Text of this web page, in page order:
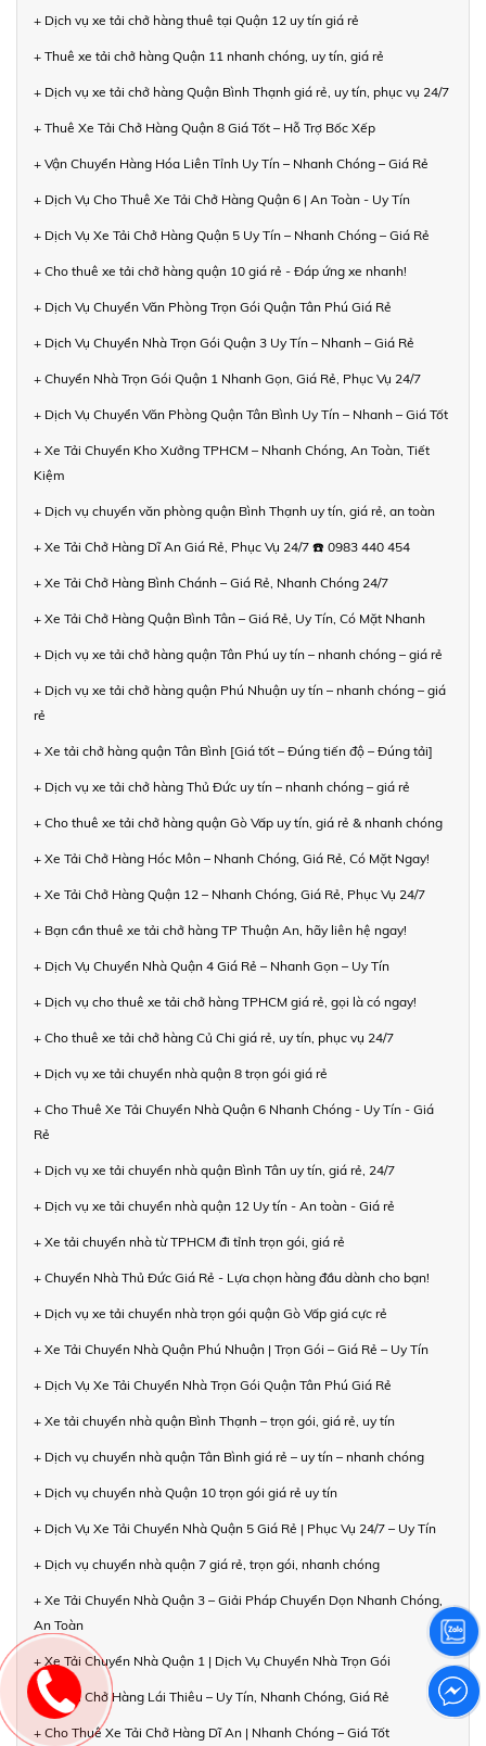
+ Dịch vụ xe tải chở hàng thuê tại Quận 12 uy tín giá rẻ
+ Thuê xe tải chở hàng Quận 11 nhanh chóng, uy tín, giá rẻ
+ Dịch vụ xe tải chở hàng Quận Bình Thạnh giá rẻ, uy tín, phục vụ 24/7
+ Thuê Xe Tải Chở Hàng Quận 8 Giá Tốt – Hỗ Trợ Bốc Xếp
+ Vận Chuyển Hàng Hóa Liên Tỉnh Uy Tín – Nhanh Chóng – Giá Rẻ
+ Dịch Vụ Cho Thuê Xe Tải Chở Hàng Quận 6 | An Toàn - Uy Tín
+ Dịch Vụ Xe Tải Chở Hàng Quận 5 Uy Tín – Nhanh Chóng – Giá Rẻ
+ Cho thuê xe tải chở hàng quận 10 giá rẻ - Đáp ứng xe nhanh!
+ Dịch Vụ Chuyển Văn Phòng Trọn Gói Quận Tân Phú Giá Rẻ
+ Dịch Vụ Chuyển Nhà Trọn Gói Quận 3 Uy Tín – Nhanh – Giá Rẻ
+ Chuyển Nhà Trọn Gói Quận 1 Nhanh Gọn, Giá Rẻ, Phục Vụ 24/7
+ Dịch Vụ Chuyển Văn Phòng Quận Tân Bình Uy Tín – Nhanh – Giá Tốt
+ Xe Tải Chuyển Kho Xưởng TPHCM – Nhanh Chóng, An Toàn, Tiết
Kiệm
+ Dịch vụ chuyển văn phòng quận Bình Thạnh uy tín, giá rẻ, an toàn
+ Xe Tải Chở Hàng Dĩ An Giá Rẻ, Phục Vụ 24/7 ☎️ 0983 440 454
+ Xe Tải Chở Hàng Bình Chánh – Giá Rẻ, Nhanh Chóng 24/7
+ Xe Tải Chở Hàng Quận Bình Tân – Giá Rẻ, Uy Tín, Có Mặt Nhanh
+ Dịch vụ xe tải chở hàng quận Tân Phú uy tín – nhanh chóng – giá rẻ
+ Dịch vụ xe tải chở hàng quận Phú Nhuận uy tín – nhanh chóng – giá
rẻ
+ Xe tải chở hàng quận Tân Bình [Giá tốt – Đúng tiến độ – Đúng tải]
+ Dịch vụ xe tải chở hàng Thủ Đức uy tín – nhanh chóng – giá rẻ
+ Cho thuê xe tải chở hàng quận Gò Vấp uy tín, giá rẻ & nhanh chóng
+ Xe Tải Chở Hàng Hóc Môn – Nhanh Chóng, Giá Rẻ, Có Mặt Ngay!
+ Xe Tải Chở Hàng Quận 12 – Nhanh Chóng, Giá Rẻ, Phục Vụ 24/7
+ Bạn cần thuê xe tải chở hàng TP Thuận An, hãy liên hệ ngay!
+ Dịch Vụ Chuyển Nhà Quận 4 Giá Rẻ – Nhanh Gọn – Uy Tín
+ Dịch vụ cho thuê xe tải chở hàng TPHCM giá rẻ, gọi là có ngay!
+ Cho thuê xe tải chở hàng Củ Chi giá rẻ, uy tín, phục vụ 24/7
+ Dịch vụ xe tải chuyển nhà quận 8 trọn gói giá rẻ
+ Cho Thuê Xe Tải Chuyển Nhà Quận 6 Nhanh Chóng - Uy Tín - Giá
Rẻ
+ Dịch vụ xe tải chuyển nhà quận Bình Tân uy tín, giá rẻ, 24/7
+ Dịch vụ xe tải chuyển nhà quận 12 Uy tín - An toàn - Giá rẻ
+ Xe tải chuyển nhà từ TPHCM đi tỉnh trọn gói, giá rẻ
+ Chuyển Nhà Thủ Đức Giá Rẻ - Lựa chọn hàng đầu dành cho bạn!
+ Dịch vụ xe tải chuyển nhà trọn gói quận Gò Vấp giá cực rẻ
+ Xe Tải Chuyển Nhà Quận Phú Nhuận | Trọn Gói – Giá Rẻ – Uy Tín
+ Dịch Vụ Xe Tải Chuyển Nhà Trọn Gói Quận Tân Phú Giá Rẻ
+ Xe tải chuyển nhà quận Bình Thạnh – trọn gói, giá rẻ, uy tín
+ Dịch vụ chuyển nhà quận Tân Bình giá rẻ – uy tín – nhanh chóng
+ Dịch vụ chuyển nhà Quận 10 trọn gói giá rẻ uy tín
+ Dịch Vụ Xe Tải Chuyển Nhà Quận 5 Giá Rẻ | Phục Vụ 24/7 – Uy Tín
+ Dịch vụ chuyển nhà quận 7 giá rẻ, trọn gói, nhanh chóng
+ Xe Tải Chuyển Nhà Quận 3 – Giải Pháp Chuyển Dọn Nhanh Chóng,
An Toàn
+ Xe Tải Chuyển Nhà Quận 1 | Dịch Vụ Chuyển Nhà Trọn Gói
+ Xe Tải Chở Hàng Lái Thiêu – Uy Tín, Nhanh Chóng, Giá Rẻ
+ Cho Thuê Xe Tải Chở Hàng Dĩ An | Nhanh Chóng – Giá Tốt